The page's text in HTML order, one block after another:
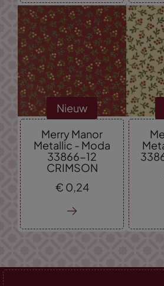
Nieuw
Merry Manor
Metallic - Moda
33866-12
CRIMSON
€ 0,24